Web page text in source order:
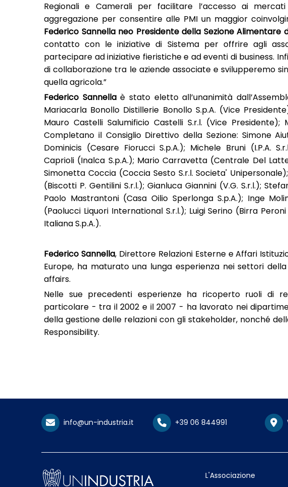
Regionali e Camerali per facilitare l’accesso ai
aggregazione per consentire alle PMI un maggior
Federico Sannella neo Presidente della Sezione Alimentare
contatto con le iniziative di Sistema per offrire agli
partecipare ad iniziative fieristiche e ad eventi di business.
di collaborazione tra le aziende associate e svilupperemo
quella agricola.”
Federico Sannellaè stato eletto all’unanimità
Mariacarla Bonollo Distillerie Bonollo S.p.A. (Vice
Mauro Castelli Salumificio Castelli S.r.l. (Vice Presidente);
Completano il Consiglio Direttivo della Sezione: Simone
Dominicis (Cesare Fiorucci S.p.A.); Michele Bruni (I.P.A.
Caprioli (Inalca S.p.A.); Mario Carravetta (Centrale Del Latte
Simonetta Coccia (Coccia Sesto S.r.l. Societa'
(Biscotti P. Gentilini S.r.l.); Gianluca Giannini (V.G. S.r.l.);
Paolo Mastrantoni (Casa Oilio Sperlonga S.p.A.); Inge
(Paolucci Liquori International S.r.l.); Luigi Serino (Birra
Italiana S.p.A.).
Federico Sannella, Direttore Relazioni Esterne e Affari
Europe, ha maturato una lunga esperienza nei settori
affairs.
Nelle sue precedenti esperienze ha ricoperto ruoli di
particolare - tra il 2002 e il 2007 - ha lavorato nei
della gestione delle relazioni con gli stakeholder, nonché
Responsibility.
info@un-industria.it +39 06 844991
L'Associazione